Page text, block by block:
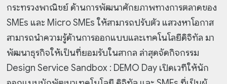
กระทรวงพาณิชย์ ด้านการพัฒนาศักยภาพทางการตลาดของ
SMEs และ Micro SMEs ให้สามารถปรับตัว แสวงหาโอกาส
สามารถนำความรู้ด้านการออกแบบและเทคโนโลยีดิจิทัล มา
พัฒนาธุรกิจให้เป็นที่ยอมรับในสากล ล่าสุดจัดกิจกรรม
Design Service Sandbox : DEMO Day เปิดเวทีให้นัก